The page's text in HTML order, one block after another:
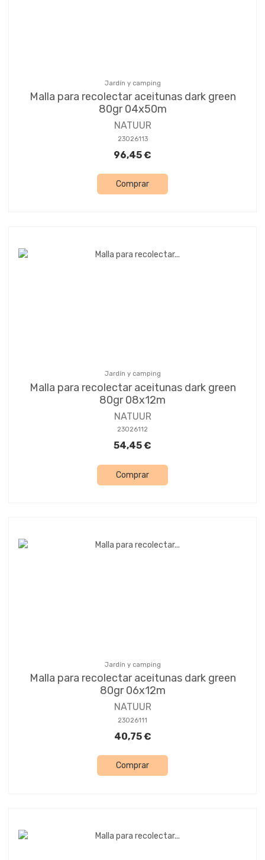
Jardín y camping
Malla para recolectar aceitunas dark green
80gr 04x50m
NATUUR
23026113
96,45 €
Comprar
Jardín y camping
Malla para recolectar aceitunas dark green
80gr 08x12m
NATUUR
23026112
54,45 €
Comprar
Jardín y camping
Malla para recolectar aceitunas dark green
80gr 06x12m
NATUUR
23026111
40,75 €
Comprar